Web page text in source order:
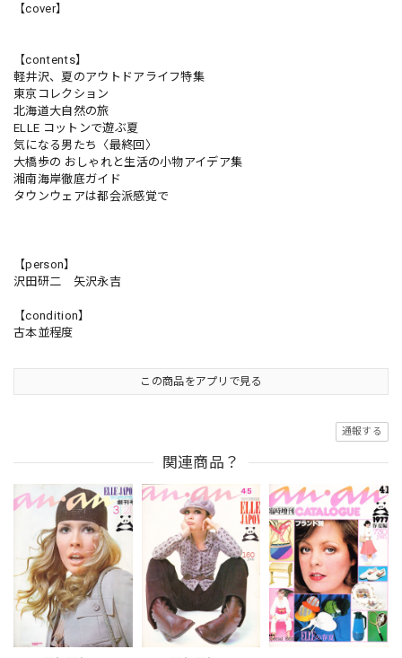
【cover】
【contents】
軽井沢、夏のアウトドアライフ特集
東京コレクション
北海道大自然の旅
ELLE コットンで遊ぶ夏
気になる男たち〈最終回〉
大橋歩の おしゃれと生活の小物アイデア集
湘南海岸徹底ガイド
タウンウェアは都会派感覚で
【person】
沢田研二 矢沢永吉
【condition】
古本並程度
この商品をアプリで見る
通報する
関連商品？